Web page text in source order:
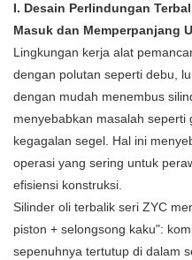
I. Desain Perlindungan
Masuk dan Memperpanjang
Lingkungan kerja alat
dengan polutan seperti debu,
dengan mudah menembus
menyebabkan masalah
kegagalan segel. Hal ini
operasi yang sering untuk
efisiensi konstruksi.
Silinder oli terbalik seri ZYC
piston + selongsong kaku":
sepenuhnya tertutup di dalam